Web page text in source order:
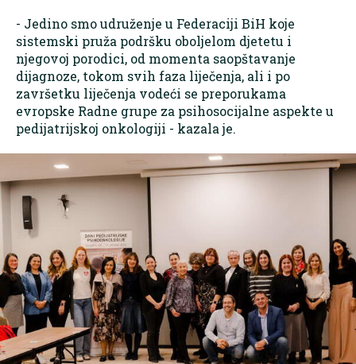
- Jedino smo udruženje u Federaciji BiH koje
sistemski pruža podršku oboljelom djetetu i
njegovoj porodici, od momenta saopštavanje
dijagnoze, tokom svih faza liječenja, ali i po
završetku liječenja vodeći se preporukama
evropske Radne grupe za psihosocijalne aspekte u
pedijatrijskoj onkologiji - kazala je.